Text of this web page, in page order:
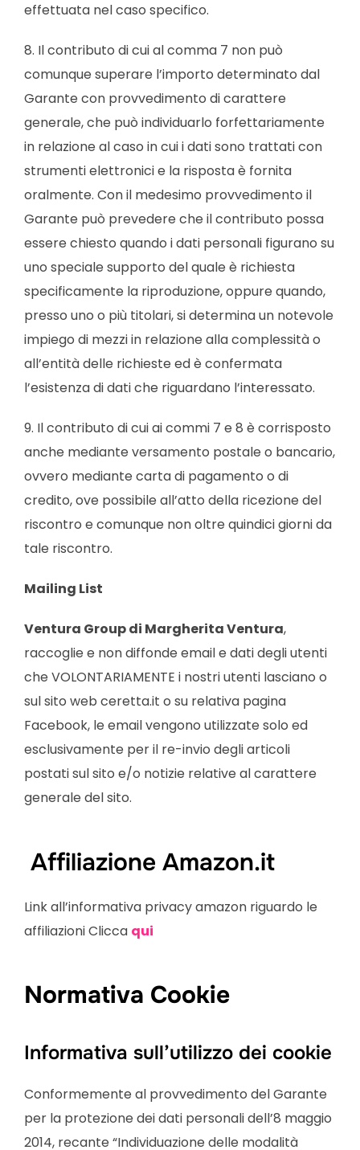
effettuata nel caso specifico.
8. Il contributo di cui al comma 7 non può
comunque superare l’importo determinato dal
Garante con provvedimento di carattere
generale, che può individuarlo forfettariamente
in relazione al caso in cui i dati sono trattati con
strumenti elettronici e la risposta è fornita
oralmente. Con il medesimo provvedimento il
Garante può prevedere che il contributo possa
essere chiesto quando i dati personali figurano su
uno speciale supporto del quale è richiesta
specificamente la riproduzione, oppure quando,
presso uno o più titolari, si determina un notevole
impiego di mezzi in relazione alla complessità o
all’entità delle richieste ed è confermata
l’esistenza di dati che riguardano l’interessato.
9. Il contributo di cui ai commi 7 e 8 è corrisposto
anche mediante versamento postale o bancario,
ovvero mediante carta di pagamento o di
credito, ove possibile all’atto della ricezione del
riscontro e comunque non oltre quindici giorni da
tale riscontro.
Mailing List
Ventura Group di Margherita Ventura,
raccoglie e non diffonde email e dati degli utenti
che VOLONTARIAMENTE i nostri utenti lasciano o
sul sito web ceretta.it o su relativa pagina
Facebook, le email vengono utilizzate solo ed
esclusivamente per il re-invio degli articoli
postati sul sito e/o notizie relative al carattere
generale del sito.
Affiliazione Amazon.it
Link all’informativa privacy amazon riguardo le
affiliazioni Clicca qui
Normativa Cookie
Informativa sull’utilizzo dei cookie
Conformemente al provvedimento del Garante
per la protezione dei dati personali dell’8 maggio
2014, recante “Individuazione delle modalità